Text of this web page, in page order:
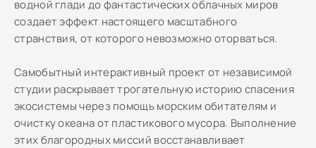
водной глади до фантастических облачных миров
создает эффект настоящего масштабного
странствия, от которого невозможно оторваться.
Самобытный интерактивный проект от независимой
студии раскрывает трогательную историю спасения
экосистемы через помощь морским обитателям и
очистку океана от пластикового мусора. Выполнение
этих благородных миссий восстанавливает